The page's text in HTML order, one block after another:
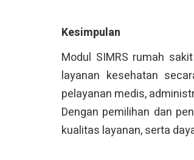
Kesimpulan
Modul SIMRS rumah
layanan kesehatan
pelayanan medis,
Dengan pemilihan dan
kualitas layanan, serta